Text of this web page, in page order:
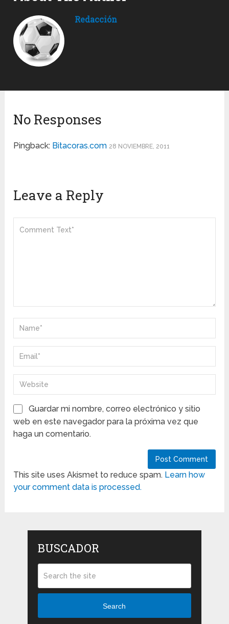
Redacción
No Responses
Pingback: Bitacoras.com 28 NOVIEMBRE, 2011
Leave a Reply
Guardar mi nombre, correo electrónico y sitio
web en este navegador para la próxima vez que
haga un comentario.
This site uses Akismet to reduce spam. Learn how
your comment data is processed.
BUSCADOR
Search